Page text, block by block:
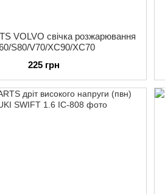
VOLVO свічка розжарювання
S80/V70/XC90/XC70
225 грн